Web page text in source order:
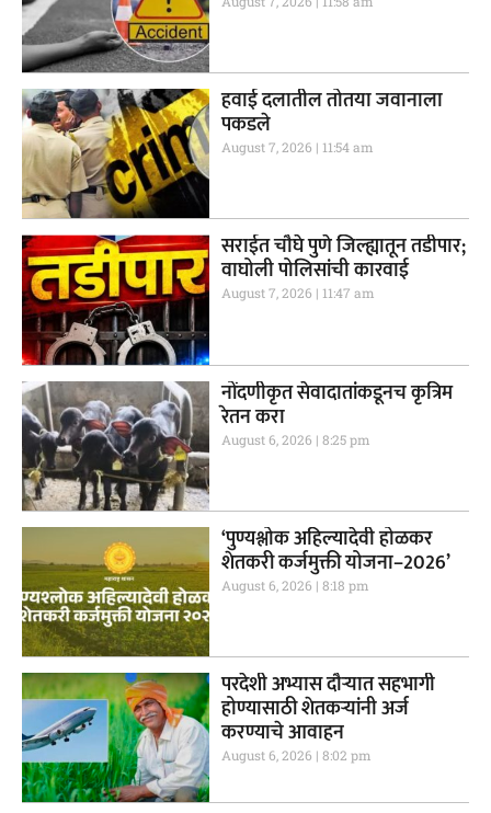
हवाई दलातील तोतया जवानाला
पकडले
August 7, 2026 11:54 am
सराईत चौघे पुणे जिल्ह्यातून तडीपार;
वाघोली पोलिसांची कारवाई
August 7, 2026 11:47 am
नोंदणीकृत सेवादातांकडूनच कृत्रिम
रेतन करा
August 6, 2026 8:25 pm
‘पुण्यश्लोक अहिल्यादेवी होळकर
शेतकरी कर्जमुक्ती योजना–2026’
August 6, 2026 8:18 pm
परदेशी अभ्यास दौऱ्यात सहभागी
होण्यासाठी शेतकऱ्यांनी अर्ज
करण्याचे आवाहन
August 6, 2026 8:02 pm